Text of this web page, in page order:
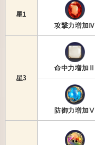
星1
攻撃力増加Ⅳ
星3
命中力増加Ⅱ
防御力増加Ⅴ